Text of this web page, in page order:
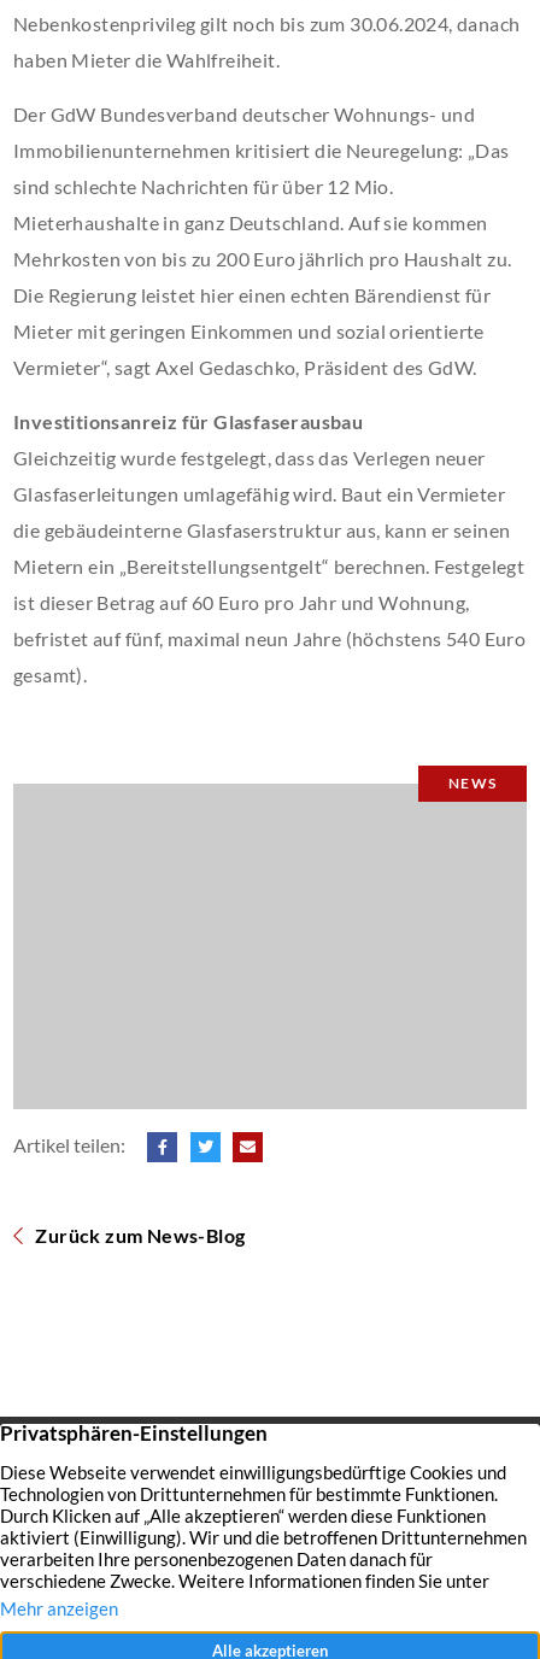
NEWS
Artikel teilen:
Zurück zum News-Blog
Nebenkostenprivileg gilt noch bis zum 30.06.2024, danach
haben Mieter die Wahlfreiheit.
Der GdW Bundesverband deutscher Wohnungs- und
Immobilienunternehmen kritisiert die Neuregelung: „Das
sind schlechte Nachrichten für über 12 Mio.
Mieterhaushalte in ganz Deutschland. Auf sie kommen
Mehrkosten von bis zu 200 Euro jährlich pro Haushalt zu.
Die Regierung leistet hier einen echten Bärendienst für
Mieter mit geringen Einkommen und sozial orientierte
Vermieter“, sagt Axel Gedaschko, Präsident des GdW.
Investitionsanreiz für Glasfaserausbau
Gleichzeitig wurde festgelegt, dass das Verlegen neuer
Glasfaserleitungen umlagefähig wird. Baut ein Vermieter
die gebäudeinterne Glasfaserstruktur aus, kann er seinen
Mietern ein „Bereitstellungsentgelt“ berechnen. Festgelegt
ist dieser Betrag auf 60 Euro pro Jahr und Wohnung,
befristet auf fünf, maximal neun Jahre (höchstens 540 Euro
gesamt).
Startseite Über uns Immobilien Service Aktuelles
Impressum Datenschutz Kontakt Jobs
© 2026 Raves Immobilien in Essen – Engagement, Erfahrung &